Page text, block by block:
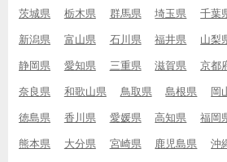
茨城県 栃木県 群馬県 埼玉県 千葉
新潟県 富山県 石川県 福井県 山梨
静岡県 愛知県 三重県 滋賀県 京都
奈良県 和歌山県 鳥取県 島根県 岡
徳島県 香川県 愛媛県 高知県 福岡
熊本県 大分県 宮崎県 鹿児島県 沖